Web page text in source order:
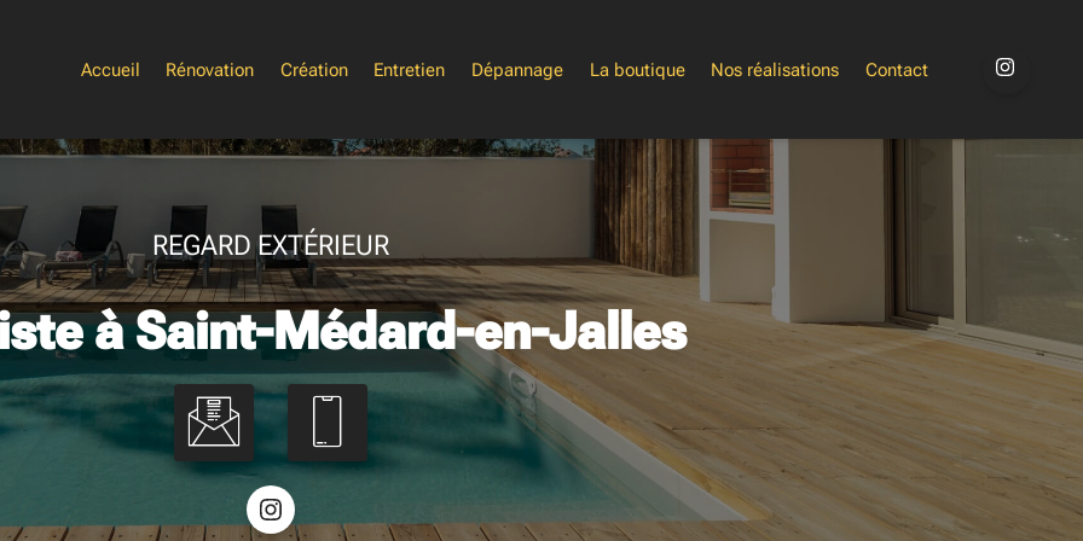
Accueil Rénovation Création Entretien Dépannage La boutique Nos réalisations Contact
REGARD EXTÉRIEUR
à Saint-Médard-en-Jalles